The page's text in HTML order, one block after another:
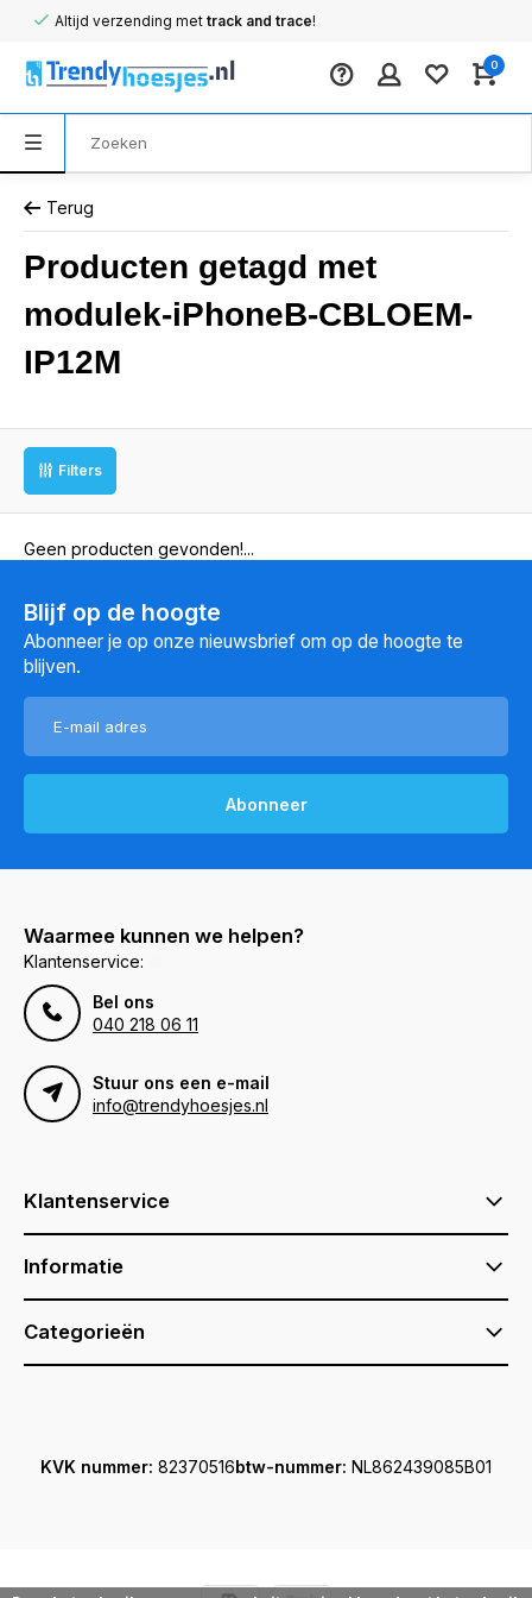
Altijd verzending mettrack and trace!
0
Terug
Producten getagd met
modulek-iPhoneB-CBLOEM-
IP12M
Filters
Geen producten gevonden!...
Blijf op de hoogte
Abonneer je op onze nieuwsbrief om op de hoogte te
blijven.
Abonneer
Waarmee kunnen we helpen?
Klantenservice:
Bel ons
040 218 06 11
Stuur ons een e-mail
info@trendyhoesjes.nl
Klantenservice
Informatie
Categorieën
KVK nummer: 82370516btw-nummer: NL862439085B01